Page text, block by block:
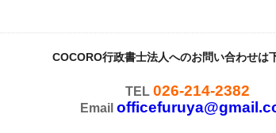
COCORO行政書士法人へのお問い合わせは
TEL 026-214-2382
Email